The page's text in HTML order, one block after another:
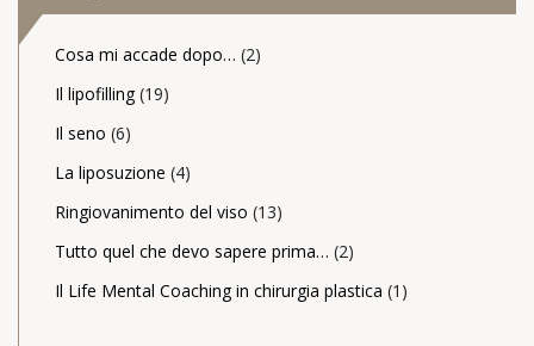
Cosa mi accade dopo… (2)
Il lipofilling(19)
Il seno (6)
La liposuzione (4)
Ringiovanimento del viso (13)
Tutto quel che devo sapere prima… (2)
Il Life Mental Coaching in chirurgia plastica (1)